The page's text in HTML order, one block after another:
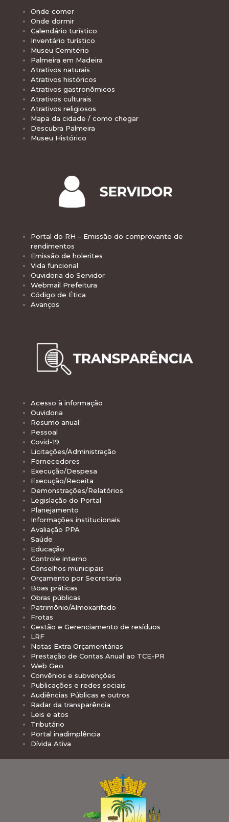
Onde comer
Onde dormir
Calendário turístico
Inventário turístico
Museu Cemitério
Palmeira em Madeira
Atrativos naturais
Atrativos históricos
Atrativos gastronômicos
Atrativos culturais
Atrativos religiosos
Mapa da cidade / como chegar
Descubra Palmeira
Museu Histórico
Portal do RH – Emissão do comprovante de
rendimentos
Emissão de holerites
Vida funcional
Ouvidoria do Servidor
Webmail Prefeitura
Código de Ética
Avanços
Acesso à informação
Ouvidoria
Resumo anual
Pessoal
Covid-19
Licitações/Administração
Fornecedores
Execução/Despesa
Execução/Receita
Demonstrações/Relatórios
Legislação do Portal
Planejamento
Informações institucionais
Avaliação PPA
Saúde
Educação
Controle interno
Conselhos municipais
Orçamento por Secretaria
Boas práticas
Obras públicas
Patrimônio/Almoxarifado
Frotas
Gestão e Gerenciamento de resíduos
LRF
Notas Extra Orçamentárias
Prestação de Contas Anual ao TCE-PR
Web Geo
Convênios e subvenções
Publicações e redes sociais
Audiências Públicas e outros
Radar da transparência
Leis e atos
Tributário
Portal inadimplência
Dívida Ativa